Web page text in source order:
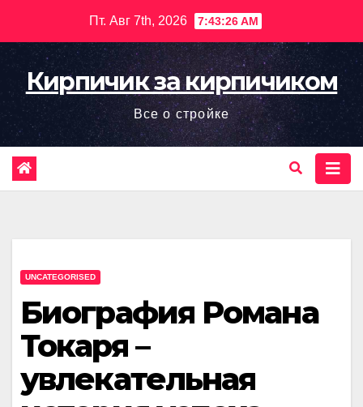
содержимому
Пт. Авг 7th, 2026 7:43:27 AM
Кирпичик за кирпичиком
Все о стройке
UNCATEGORISED
Биография Романа
Токаря –
увлекательная